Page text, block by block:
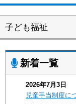
子ども福祉
新着一覧
2026年7月3日
児童手当制度に